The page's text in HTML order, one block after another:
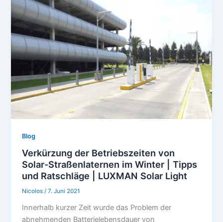
Blog
Verkürzung der Betriebszeiten von
Solar-Straßenlaternen im Winter | Tipps
und Ratschläge | LUXMAN Solar Light
Nicolos/7. Juni 2021
Innerhalb kurzer Zeit wurde das Problem der
abnehmenden Batterielebensdauer von